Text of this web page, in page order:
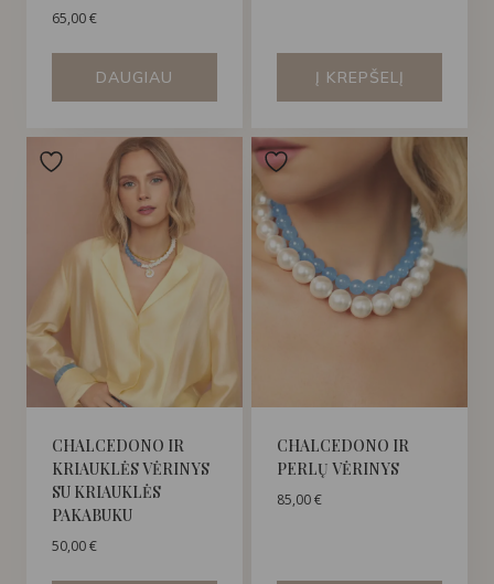
65,00€
DAUGIAU Į KREPŠELĮ
CHALCEDONO IR
KRIAUKLĖS VĖRINYS
SU KRIAUKLĖS
PAKABUKU
50,00€
CHALCEDONO IR
PERLŲ VĖRINYS
85,00€